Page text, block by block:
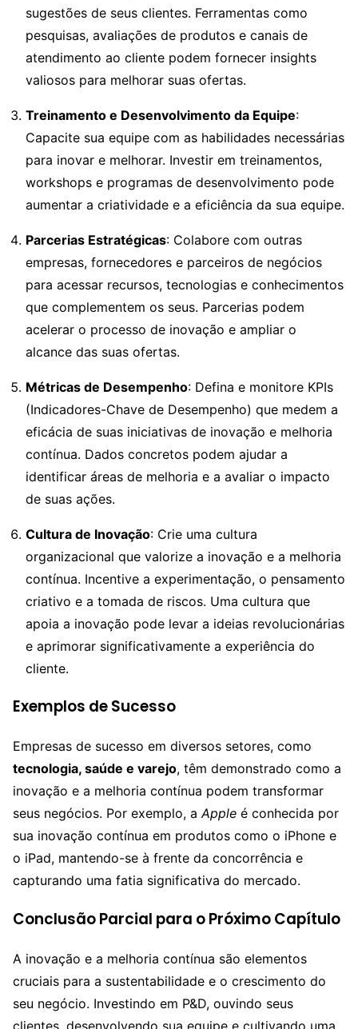
sugestões de seus clientes. Ferramentas como
pesquisas, avaliações de produtos e canais de
atendimento ao cliente podem fornecer insights
valiosos para melhorar suas ofertas.
Treinamento e Desenvolvimento da Equipe:
Capacite sua equipe com as habilidades necessárias
para inovar e melhorar. Investir em treinamentos,
workshops e programas de desenvolvimento pode
aumentar a criatividade e a eficiência da sua equipe.
Parcerias Estratégicas: Colabore com outras
empresas, fornecedores e parceiros de negócios
para acessar recursos, tecnologias e conhecimentos
que complementem os seus. Parcerias podem
acelerar o processo de inovação e ampliar o
alcance das suas ofertas.
Métricas de Desempenho: Defina e monitore KPIs
(Indicadores-Chave de Desempenho) que medem a
eficácia de suas iniciativas de inovação e melhoria
contínua. Dados concretos podem ajudar a
identificar áreas de melhoria e a avaliar o impacto
de suas ações.
Cultura de Inovação: Crie uma cultura
organizacional que valorize a inovação e a melhoria
contínua. Incentive a experimentação, o pensamento
criativo e a tomada de riscos. Uma cultura que
apoia a inovação pode levar a ideias revolucionárias
e aprimorar significativamente a experiência do
cliente.
Exemplos de Sucesso
Empresas de sucesso em diversos setores, como
tecnologia, saúde e varejo, têm demonstrado como a
inovação e a melhoria contínua podem transformar
seus negócios. Por exemplo, aApple é conhecida por
sua inovação contínua em produtos como o iPhone e
o iPad, mantendo-se à frente da concorrência e
capturando uma fatia significativa do mercado.
Conclusão Parcial para o Próximo Capítulo
A inovação e a melhoria contínua são elementos
cruciais para a sustentabilidade e o crescimento do
seu negócio. Investindo em P&D, ouvindo seus
clientes, desenvolvendo sua equipe e cultivando uma